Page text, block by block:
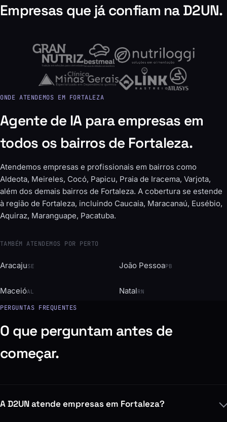
Empresas que já confiam na D2UN.
ONDE ATENDEMOS EM FORTALEZA
Agente de IA para empresas em
todos os bairros de Fortaleza.
Atendemos empresas e profissionais em bairros como
Aldeota, Meireles, Cocó, Papicu, Praia de Iracema, Varjota,
além dos demais bairros de Fortaleza. A cobertura se estende
à região de Fortaleza, incluindo Caucaia, Maracanaú, Eusébio,
Aquiraz, Maranguape, Pacatuba.
TAMBÉM ATENDEMOS POR PERTO
AracajuSE João PessoaPB
MaceióAL NatalRN
PERGUNTAS FREQUENTES
O que perguntam antes de
começar.
A D2UN atende empresas em Fortaleza?